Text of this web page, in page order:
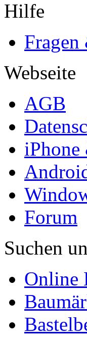
Hilfe
Webseite
AGB
iPhone
Forum
Suchen
Online